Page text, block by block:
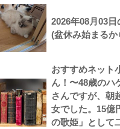
2026年08月03
(盆休み始まる
おすすめネット
ん！〜48歳のハ
さんですが、朝
女でした。15億
の歌姫」として